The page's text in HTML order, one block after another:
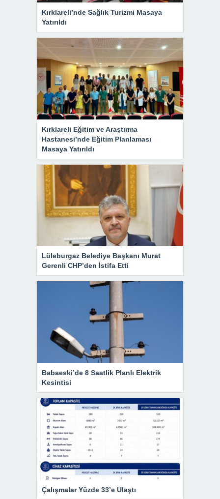
Kırklareli’nde Sağlık Turizmi Masaya
Yatırıldı
Kırklareli Eğitim ve Araştırma
Hastanesi’nde Eğitim Planlaması
Masaya Yatırıldı
Lüleburgaz Belediye Başkanı Murat
Gerenli CHP’den İstifa Etti
Babaeski’de 8 Saatlik Planlı Elektrik
Kesintisi
Çalışmalar Yüzde 33’e Ulaştı